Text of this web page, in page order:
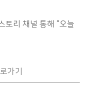
토리 채널 통해 “오늘
가기